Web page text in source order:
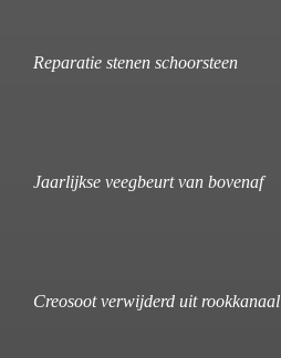
Reparatie stenen schoorsteen
Jaarlijkse veegbeurt van bovenaf
Creosoot verwijderd uit rookkanaal